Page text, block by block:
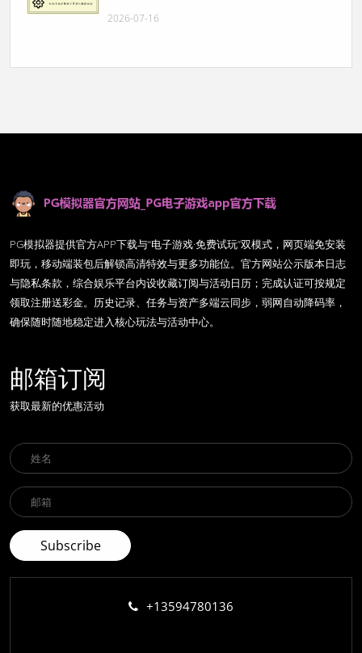
2026-07-16
PG模拟器提供官方APP下载与“电子游戏·免费试玩”双模式，网页端免安装
即玩，移动端装包后解锁高清特效与更多功能位。官方网站公示版本日志
与隐私条款，综合娱乐平台内设收藏订阅与活动日历；完成认证可按规定
领取注册送彩金。历史记录、任务与资产多端云同步，弱网自动降码率，
确保随时随地稳定进入核心玩法与活动中心。
邮箱订阅
获取最新的优惠活动
+13594780136